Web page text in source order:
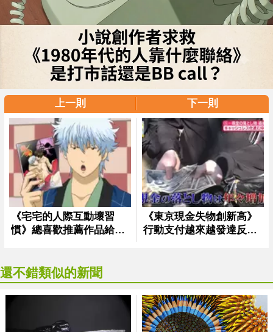
上一則 下一則
還不錯類似的新聞